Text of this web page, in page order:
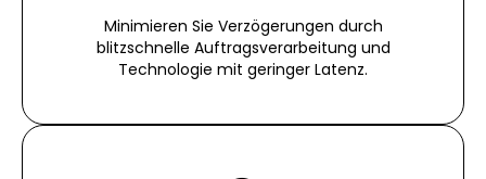
Minimieren Sie Verzögerungen durch
blitzschnelle Auftragsverarbeitung und
Technologie mit geringer Latenz.